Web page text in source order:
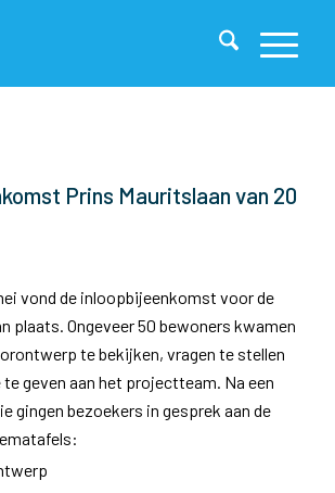
Prins Mauritslaan van 20
vond de inloopbijeenkomst voor de
plaats. Ongeveer 50 bewoners kwamen
te bekijken, vragen te stellen
geven aan het projectteam. Na een
gingen bezoekers in gesprek aan de